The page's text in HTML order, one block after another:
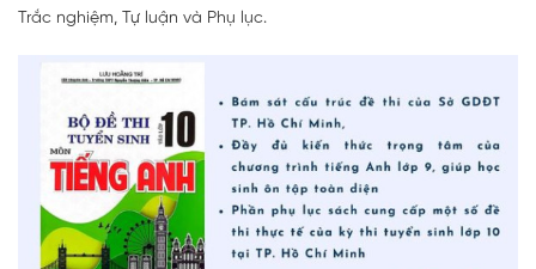
Trắc nghiệm, Tự luận và Phụ lục.